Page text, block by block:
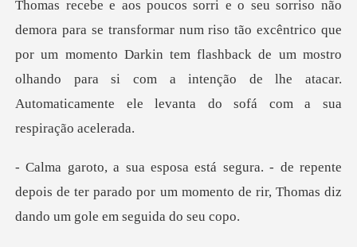
ão excêntrico que
por um momento Darkin tem flashback de um mostro
olhando para si com a i
pente
depois de ter parado por um momento de rir,